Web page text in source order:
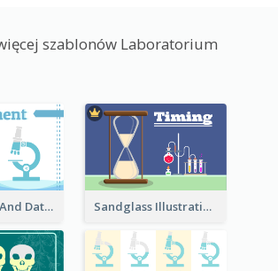
szablonów Laboratorium
Microscope And Data Clipart Sandglass Illustration